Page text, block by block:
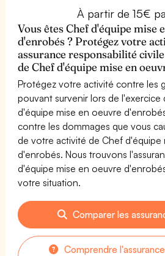
À partir de 15€
Vous êtes Chef d'équipe mise
d'enrobés ? Protégez votre
assurance responsabilité
de Chef d'équipe mise en
Protégez votre activité contre les
pouvant survenir lors de
d'équipe mise en oeuvre
contre les dommages que vous
de votre activité de Chef d'équipe
d'enrobés. Nous trouvons
d'équipe mise en oeuvre
votre situation.
Comparer les
Comprendre